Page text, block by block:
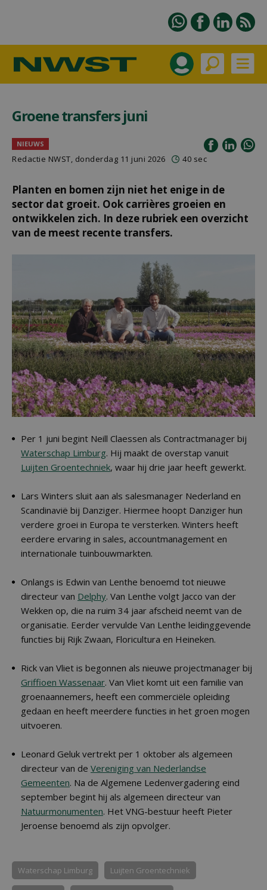
Groene transfers juni
NIEUWS
Redactie NWST, donderdag 11 juni 2026 40 sec
Planten en bomen zijn niet het enige in de
sector dat groeit. Ook carrières groeien en
ontwikkelen zich. In deze rubriek een overzicht
van de meest recente transfers.
Per 1 juni begint Neill Claessen als Contractmanager bij
Waterschap Limburg. Hij maakt de overstap vanuit
Luijten Groentechniek, waar hij drie jaar heeft gewerkt.
Lars Winters sluit aan als salesmanager Nederland en
Scandinavië bij Danziger. Hiermee hoopt Danziger hun
verdere groei in Europa te versterken. Winters heeft
eerdere ervaring in sales, accountmanagement en
internationale tuinbouwmarkten.
Onlangs is Edwin van Lenthe benoemd tot nieuwe
directeur van Delphy. Van Lenthe volgt Jacco van der
Wekken op, die na ruim 34 jaar afscheid neemt van de
organisatie. Eerder vervulde Van Lenthe leidinggevende
functies bij Rijk Zwaan, Floricultura en Heineken.
Rick van Vliet is begonnen als nieuwe projectmanager bij
Griffioen Wassenaar. Van Vliet komt uit een familie van
groenaannemers, heeft een commerciële opleiding
gedaan en heeft meerdere functies in het groen mogen
uitvoeren.
Leonard Geluk vertrekt per 1 oktober als algemeen
directeur van de Vereniging van Nederlandse
Gemeenten. Na de Algemene Ledenvergadering eind
september begint hij als algemeen directeur van
Natuurmonumenten. Het VNG-bestuur heeft Pieter
Jeroense benoemd als zijn opvolger.
Waterschap Limburg Luijten Groentechniek